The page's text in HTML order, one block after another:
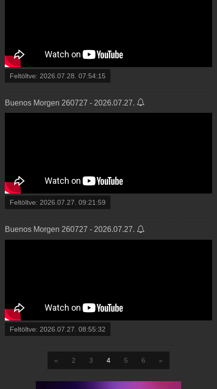
Feltöltve: 2026.07.28. 07:54:15
Buenos Morgen 260727 - 2026.07.27.
Feltöltve: 2026.07.27. 09:21:59
Buenos Morgen 260727 - 2026.07.27.
Feltöltve: 2026.07.27. 08:55:32
« 2 3 4 5 6 »